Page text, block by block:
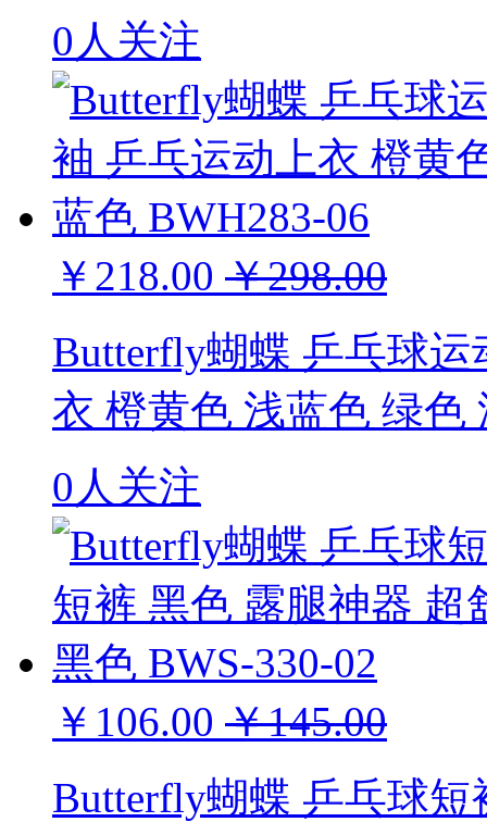
0人关注
￥218.00 ￥298.00
Butterfly蝴蝶 乒乓球
衣 橙黄色 浅蓝色 绿色
0人关注
￥106.00 ￥145.00
Butterfly蝴蝶 乒乓球